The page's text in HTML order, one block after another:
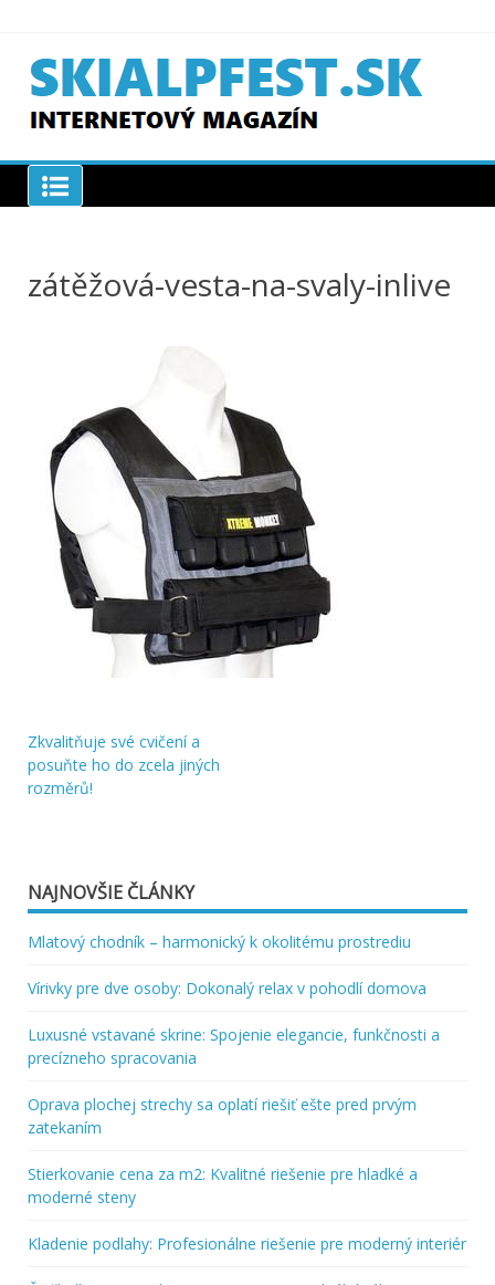
content
SKIAPLFEST.SK
zátěžová-vesta-na-svaly-inlive
Navigácia
v
Zkvalitňuje své cvičení a
posuňte ho do zcela jiných
rozměrů!
NAJNOVŠIE ČLÁNKY
Mlatový chodník – harmonický k okolitému prostrediu
Vírivky pre dve osoby: Dokonalý relax v pohodlí domova
Luxusné vstavané skrine: Spojenie elegancie, funkčnosti a
precízneho spracovania
Oprava plochej strechy sa oplatí riešiť ešte pred prvým
zatekaním
Stierkovanie cena za m2: Kvalitné riešenie pre hladké a
moderné steny
Kladenie podlahy: Profesionálne riešenie pre moderný interiér